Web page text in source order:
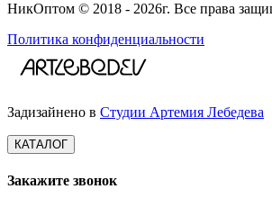
НикОптом © 2018 - 2026г. Все права
Политика конфиденциальности
Задизайнено в Студии Артемия Лебедева
КАТАЛОГ
Закажите звонок